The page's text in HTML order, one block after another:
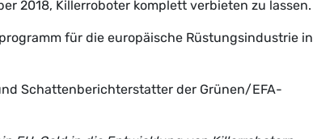
2018, Killerroboter komplett verbieten zu lassen.
für die europäische Rüstungsindustrie in
Schattenberichterstatter der Grünen/EFA-